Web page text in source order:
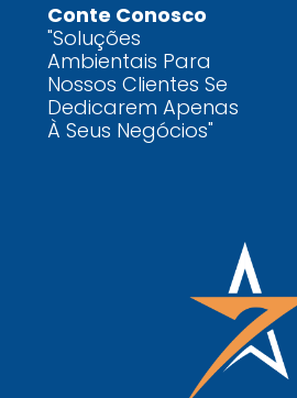
contaminados protege o
garante conformidade legal
Por que contratar uma
resíduos classe I é
indústria
gerenciamento de
TODAS
Conte Conosco
"Soluções
Ambientais Para
Nossos Clientes Se
Dedicarem Apenas
À Seus Negócios"